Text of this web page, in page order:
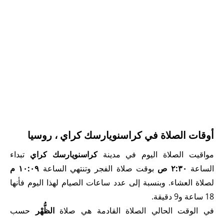
أوقات الصلاة في كراسنويارسك كراي ، روسيا
مواقيت الصلاة اليوم في مدينةكراسنويارسك كراي تبداء
الساعة ٢:٣٠ ص بوقت صلاة الفجر وتنتهي الساعة ١٠:٠٩ م
لصلاة العشاء. وبنسبة إلى عدد ساعات الصيام لهذا اليوم فأنها
18 ساعة و9 دقيقة.
في الوقت الحالي الصلاة القادمة هي صلاةالظُّهْر
حسب